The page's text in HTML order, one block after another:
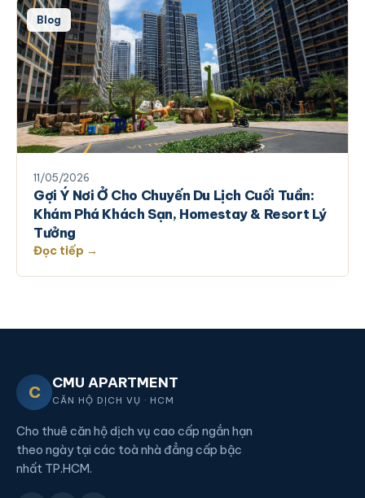
Blog
11/05/2026
Gợi Ý Nơi Ở Cho Chuyến Du Lịch Cuối Tuần:
Khám Phá Khách Sạn, Homestay & Resort Lý
Tưởng
Đọc tiếp →
C CMU APARTMENT
CĂN HỘ DỊCH VỤ · HCM
Cho thuê căn hộ dịch vụ cao cấp ngắn hạn
theo ngày tại các toà nhà đẳng cấp bậc
nhất TP.HCM.